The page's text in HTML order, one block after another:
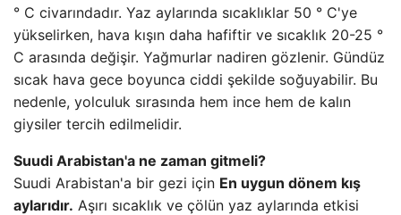
° C civarındadır. Yaz aylarında sıcaklıklar 50 ° C'ye
yükselirken, hava kışın daha hafiftir ve sıcaklık 20-25 °
C arasında değişir. Yağmurlar nadiren gözlenir. Gündüz
sıcak hava gece boyunca ciddi şekilde soğuyabilir. Bu
nedenle, yolculuk sırasında hem ince hem de kalın
giysiler tercih edilmelidir.
Suudi Arabistan'a ne zaman gitmeli?
Suudi Arabistan'a bir gezi için En uygun dönem kış
aylarıdır. Aşırı sıcaklık ve çölün yaz aylarında etkisi